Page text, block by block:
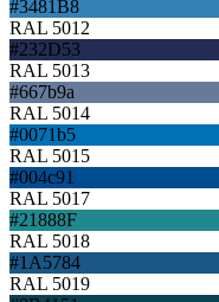
#3481B8
RAL 5012
#232D53
RAL 5013
#667b9a
RAL 5014
#0071b5
RAL 5015
#004c91
RAL 5017
#21888F
RAL 5018
#1A5784
RAL 5019